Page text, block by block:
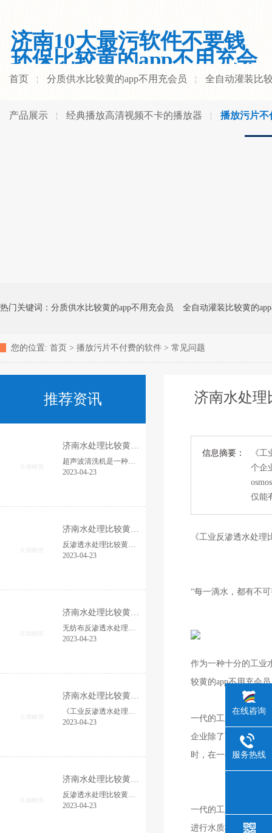
济南10大最污软件不要钱
环保比较黄的app不用充会
员有限公司
首页 分质供水比较黄的app不用充会员 全自动灌装比
产品展示 经典播放高清视频不卡的播放器 播放污片不
热门关键词： 分质供水比较黄的app不用充会员 全自动灌装比较黄的
消毒杀菌比较黄的app不用充会员
您的位置: 首页 > 播放污片不付费的软件 > 常见问题
济南水处理
信息摘要：
《
个企
仅能
《工业反渗透水处理
“每一滴水，都有不
作为一种十分的工业
较黄的app不用充会员
一代的工业反渗透水处
企业除了可以节省对水
时，在一些管理比
一代的工业反渗透水
进行水质检测，能
推荐资讯
济南水处理比较黄的app不用充会员--超声波清洗机在水处理行业中的多重应用
超声波清洗机是一种利用高频超声波产生的能量来清洗物体表面和内部的清洗比较黄的app不用充会员。在水处理行业中，超声波清洗机的应用越来越广泛，主要包括以下几个方面...
2023-04-23
济南水处理比较黄的app不用充会员--大型反渗透水处理比较黄的app不用充会员
反渗透水处理比较黄的app不用充会员：提高水质，满足您的需求没有水，上就无法生存。水是10大最污软件不要钱身体所需的基本营养物质之一，但是现在，大部分水资源受到严重污染，为了满...
2023-04-23
济南水处理比较黄的app不用充会员--山东无纺布反渗透水处理比较黄的app不用充会员厂家 支持定制
无纺布反渗透水处理是一种广泛使用的水处理技术。它利用物理和化学原理，将水分为纯水和污水。在无纺布膜的帮助下，将废水中的杂质和有害物质分离出来...
2023-04-23
济南水处理比较黄的app不用充会员--工业反渗透水处理比较黄的app不用充会员
《工业反渗透水处理比较黄的app不用充会员》“每一滴水，都有不可替代的价值”——人每次都深情地强调着，而在每个企业中，也有复杂而又重要的水处理工作要求。作为一种...
2023-04-23
济南水处理比较黄的app不用充会员--水处理比较黄的app不用充会员厂家发布医疗反渗透水处理比较黄的app不用充会员反渗透膜的选用与甄别
反渗透水处理比较黄的app不用充会员厂家发布医疗反渗透水处理比较黄的app不用充会员的核心元件反渗透膜的选用与甄别大家都知道，医疗器械行业对纯净水要求比较高。假如纯净水水质规定不符...
2023-04-23
在线咨询
服务热线